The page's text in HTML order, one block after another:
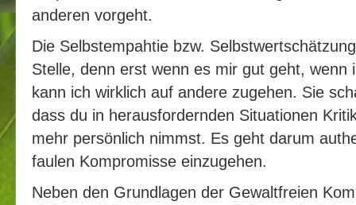
anderen vorgeht.
Die Selbstempahtie bzw.
Stelle, denn erst wenn es mir gut geht, wenn
kann ich wirklich auf andere zugehen. Sie
dass du in herausfordernden Situationen
mehr persönlich nimmst. Es geht darum
faulen Kompromisse einzugehen.
Neben den Grundlagen der Gewaltfreien